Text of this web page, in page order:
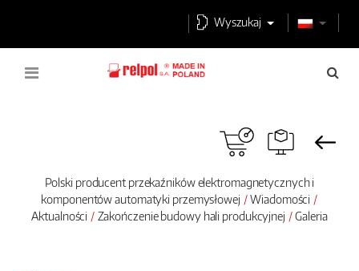
Wyszukaj
Polski producent przekaźników elektromagnetycznych i
komponentów automatyki przemysłowej
Wiadomości
Aktualności
Zakończenie budowy hali produkcyjnej Galeria